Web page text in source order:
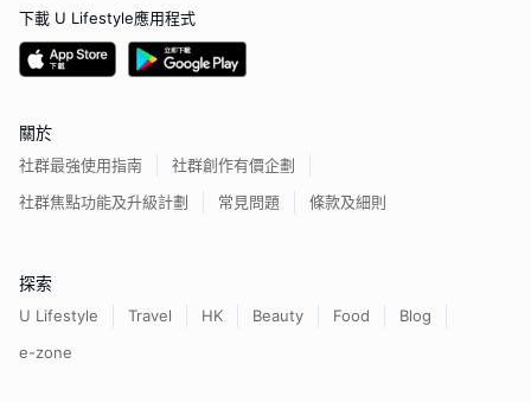
下載 U Lifestyle應用程式
關於
社群最強使用指南
社群創作有價企劃
社群焦點功能及升級計劃
常見問題 條款及細則
探索
U Lifestyle Travel HK Beauty Food
Blog
e-zone